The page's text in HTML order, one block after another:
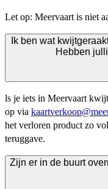
Let op: Meervaart is niet
Ik ben wat
Hebben
ls je iets in Meervaart
op via
het verloren product zo
teruggave.
Zijn er in de buurt